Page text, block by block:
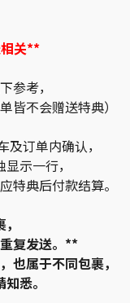
关**
参考，
皆不会赠送特典）
订单内确认，
示一行，
特典后付款结算。
复发送。**
也属于不同包裹，
悉。